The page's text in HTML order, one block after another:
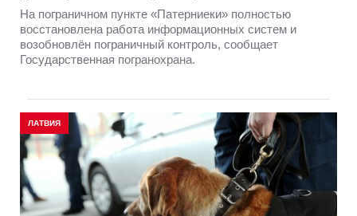
На пограничном пункте «Патерниеки» полностью
восстановлена работа информационных систем и
возобновлён пограничный контроль, сообщает
Государственная погранохрана.
ЛАТВИЯ